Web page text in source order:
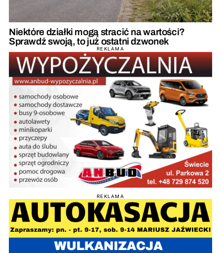
Niektóre działki mogą stracić na wartości?
Sprawdź swoją, to już ostatni dzwonek
REKLAMA
REKLAMA